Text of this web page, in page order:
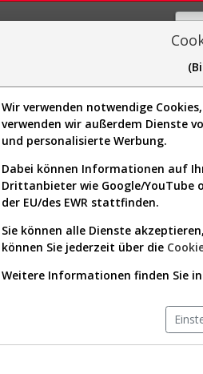
Reit Inc.
| ISIN US78573L1061]
Care Reit Aktien
Wir verwenden notwendige
verwenden wir außerdem Dienste
und personalisierte Werbung.
Dabei können Informationen auf
Drittanbieter wie Google/YouTube
der EU/des EWR stattfinden.
Sie können alle Dienste
können Sie jederzeit über die
Weitere Informationen finden Sie